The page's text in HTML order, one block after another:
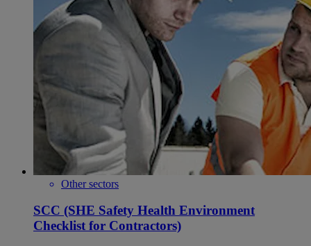
Other sectors
SCC (SHE Safety Health Environment
Checklist for Contractors)